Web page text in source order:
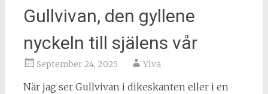
Gullvivan, den gyllene
nyckeln till själens vår
September 24, 2025 Ylva
När jag ser Gullvivan i dikeskanten eller i en